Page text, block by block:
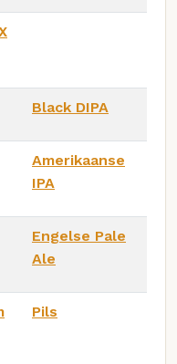
Black DIPA
Amerikaanse
IPA
Engelse Pale
Ale
Pils